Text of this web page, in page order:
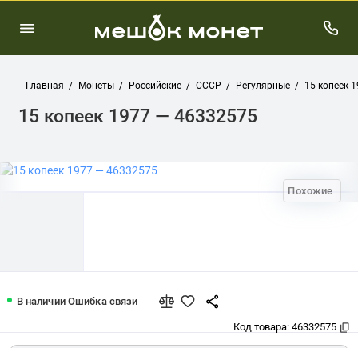
Главная Монеты Российские СССР Регулярные 15 копеек
15 копеек 1977 — 46332575
Похожие
В наличии Ошибка связи
Код товара: 46332575